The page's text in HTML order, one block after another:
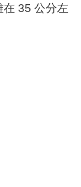
35 公分左